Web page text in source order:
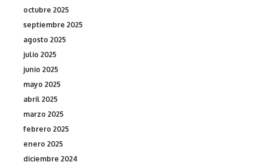
octubre 2025
septiembre 2025
agosto 2025
julio 2025
junio 2025
mayo 2025
abril 2025
marzo 2025
febrero 2025
enero 2025
diciembre 2024